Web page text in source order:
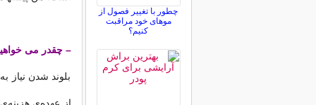
– چقدر می
بلوند شدن نیاز
چطور با تغییر فصول از
موهای خود مراقبت
کنیم؟